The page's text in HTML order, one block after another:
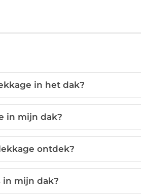
in het dak?
in mijn dak?
ontdek?
in mijn dak?